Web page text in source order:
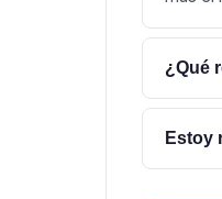
¿Qué
Estoy